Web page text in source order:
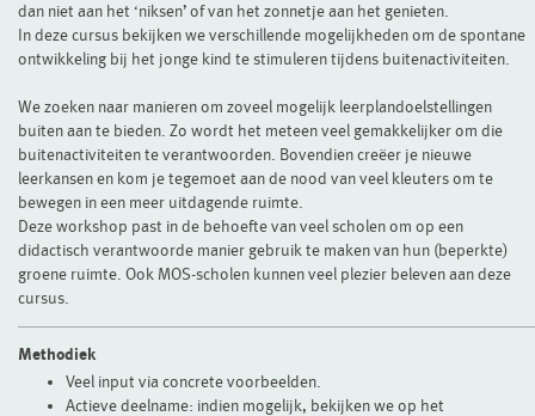
dan niet aan het ‘niksen’ of van het zonnetje aan het genieten.
In deze cursus bekijken we verschillende mogelijkheden om de spontane
ontwikkeling bij het jonge kind te stimuleren tijdens buitenactiviteiten.
We zoeken naar manieren om zoveel mogelijk leerplandoelstellingen
buiten aan te bieden. Zo wordt het meteen veel gemakkelijker om die
buitenactiviteiten te verantwoorden. Bovendien creëer je nieuwe
leerkansen en kom je tegemoet aan de nood van veel kleuters om te
bewegen in een meer uitdagende ruimte.
Deze workshop past in de behoefte van veel scholen om op een
didactisch verantwoorde manier gebruik te maken van hun (beperkte)
groene ruimte. Ook MOS-scholen kunnen veel plezier beleven aan deze
cursus.
Methodiek
Veel input via concrete voorbeelden.
Actieve deelname: indien mogelijk, bekijken we op het